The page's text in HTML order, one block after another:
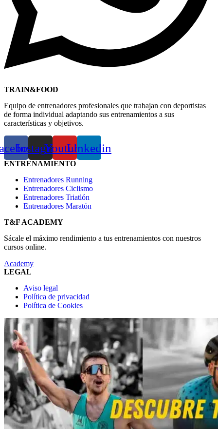
TRAIN&FOOD
Equipo de entrenadores profesionales que trabajan con deportistas
de forma individual adaptando sus entrenamientos a sus
características y objetivos.
InstagramYoutubeLinkedin
ENTRENAMIENTO
Entrenadores Running
Entrenadores Ciclismo
Entrenadores Triatlón
Entrenadores Maratón
T&F ACADEMY
Sácale el máximo rendimiento a tus entrenamientos con nuestros
cursos online.
Academy
LEGAL
Aviso legal
Política de privacidad
Política de Cookies